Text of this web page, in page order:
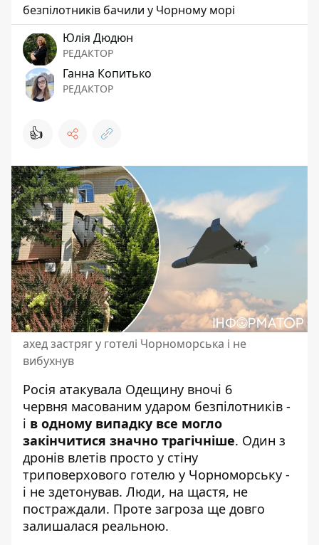
безпілотників бачили у Чорному морі
Юлія Дюдюн
РЕДАКТОР
Ганна Копитько
РЕДАКТОР
👍
ахед застряг у готелі Чорноморська і не
вибухнув
Росія атакувала Одещину вночі 6
червня масованим ударом безпілотників -
і в одному випадку все могло
закінчитися значно трагічніше. Один з
дронів влетів просто у стіну
триповерхового готелю у Чорноморську -
і не здетонував. Люди, на щастя, не
постраждали. Проте загроза ще довго
залишалася реальною.